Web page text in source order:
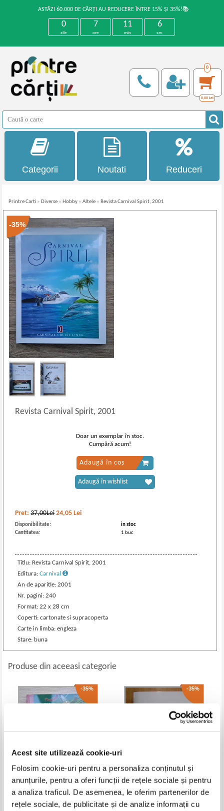
Acest site utilizează cookie-uri
Folosim cookie-uri pentru a personaliza conținutul și
anunțurile, pentru a oferi funcții de rețele sociale și pentru
a analiza traficul. De asemenea, le oferim partenerilor de
rețele sociale, de publicitate și de analize informații cu
ASTĂZI 60.000 DE CĂRȚI AU REDUCERE ÎNTRE 15% ȘI 35%!📚
0
zile
7
ore
11
min
5
sec
0
0,00 Lei
Categorii Noutati Reduceri
Printre Carti » Diverse » Hobby »Altele » Revista Carnival Spirit, 2001
-35%
Revista Carnival Spirit, 2001
Pret:37,00Lei 24,05 Lei
Disponibilitate:
in stoc
Cantitatea:
1 buc
Titlu: Revista Carnival Spirit, 2001
Editura:Carnival
An de aparitie: 2001
Nr. pagini: 240
Format: 22 x 28 cm
Coperti: cartonate si supracoperta
Carte in limba: engleza
Stare: buna
Doar un exemplar în stoc.
Cumpără acum!
Adaugă în coș
Adaugă în wishlist
Produse din aceeasi categorie
-35%
Radu Spineanu - Sindromul
Munchausen prin delegare
-35%
Ma cheama Charles Saatchi si
sunt un artoholic